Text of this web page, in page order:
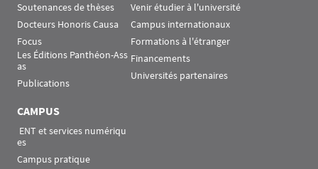
Soutenances de thèses
Docteurs Honoris Causa
Focus
Les Éditions Panthéon-Ass
as
Publications
Venir étudier à l'université
Campus internationaux
Formations à l'étranger
Financements
Universités partenaires
CAMPUS
es
Campus pratique